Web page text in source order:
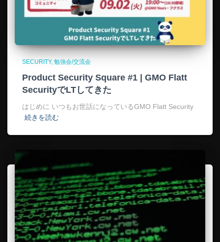
SECURITY 勉強会/交流会
Product Security Square #1 | GMO Flatt
SecurityでLTしてきた
はじめに いつもお世話になっているGMO Flatt Security
続きを読む